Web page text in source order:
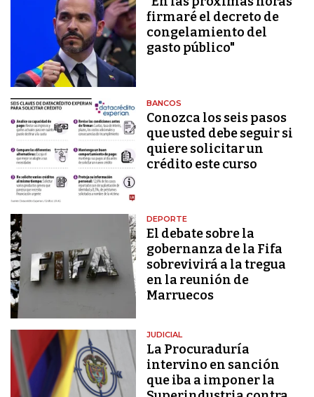
firmaré el decreto de
congelamiento del
gasto público"
BANCOS
Conozca los seis pasos
que usted debe seguir si
quiere solicitar un
crédito este curso
DEPORTE
El debate sobre la
gobernanza de la Fifa
sobrevivirá a la tregua
en la reunión de
Marruecos
JUDICIAL
La Procuraduría
intervino en sanción
que iba a imponer la